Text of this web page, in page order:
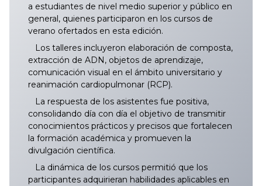
a estudiantes de nivel medio superior y público en
general, quienes participaron en los cursos de
verano ofertados en esta edición.
Los talleres incluyeron elaboración de composta,
extracción de ADN, objetos de aprendizaje,
comunicación visual en el ámbito universitario y
reanimación cardiopulmonar (RCP).
La respuesta de los asistentes fue positiva,
consolidando día con día el objetivo de transmitir
conocimientos prácticos y precisos que fortalecen
la formación académica y promueven la
divulgación científica.
La dinámica de los cursos permitió que los
participantes adquirieran habilidades aplicables en